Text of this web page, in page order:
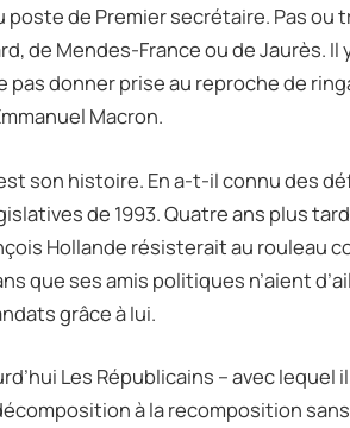
de Premier secrétaire. Pas ou
de Mendes-France ou de Jaurès. Il
donner prise au reproche de
Macron.
son histoire. En a-t-il connu des
de 1993. Quatre ans plus
Hollande résisterait au rouleau
que ses amis politiques n’aient
grâce à lui.
Les Républicains – avec lequel
à la recomposition